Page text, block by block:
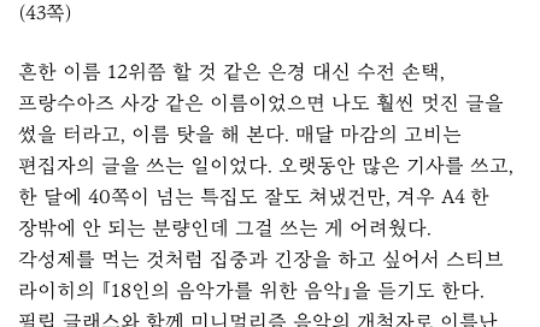
(43쪽)
흔한 이름 12위쯤 할 것 같은 은경 대신 수전 손택,
프랑수아즈 사강 같은 이름이었으면 나도 훨씬 멋진 글을
썼을 터라고, 이름 탓을 해 본다. 매달 마감의 고비는
편집자의 글을 쓰는 일이었다. 오랫동안 많은 기사를 쓰고,
한 달에 40쪽이 넘는 특집도 잘도 쳐냈건만, 겨우 A4 한
장밖에 안 되는 분량인데 그걸 쓰는 게 어려웠다.
각성제를 먹는 것처럼 집중과 긴장을 하고 싶어서 스티브
라이히의 『18인의 음악가를 위한 음악』을 듣기도 한다.
필립 글래스와 함께 미니멀리즘 음악의 개척자로 이름난